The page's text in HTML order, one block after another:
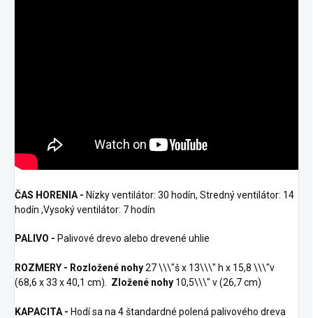
ČAS HORENIA - Nízky ventilátor: 30 hodín, Stredný ventilátor: 14
hodín ,Vysoký ventilátor: 7 hodín
PALIVO - Palivové drevo alebo drevené uhlie
ROZMERY - Rozložené nohy27 \\\"š x 13\\\" h x 15,8 \\\"v
(68,6 x 33 x 40,1 cm). Zložené nohy 10,5\\\" v (26,7 cm)
KAPACITA - Hodí sa na 4 štandardné polená palivového dreva